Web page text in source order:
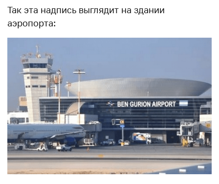
Так эта надпись выглядит на здании
аэропорта: